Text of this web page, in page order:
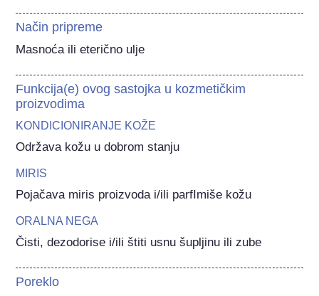
Način pripreme
Masnoća ili eterično ulje
Funkcija(e) ovog sastojka u kozmetičkim
proizvodima
KONDICIONIRANJE KOŽE
Održava kožu u dobrom stanju
MIRIS
Pojačava miris proizvoda i/ili parfImiše kožu
ORALNA NEGA
Čisti, dezodorise i/ili štiti usnu šupljinu ili zube
Poreklo